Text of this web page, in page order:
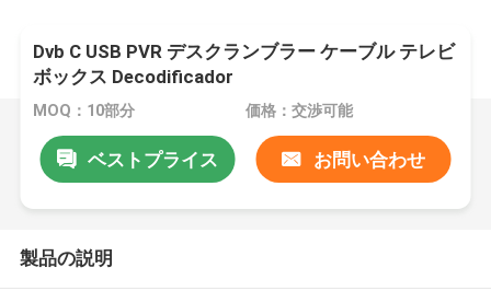
Dvb C USB PVR デスクランブラー ケーブル テレビ
ボックス Decodificador
MOQ：10部分 価格：交渉可能
ベストプライス お問い合わせ
製品の説明